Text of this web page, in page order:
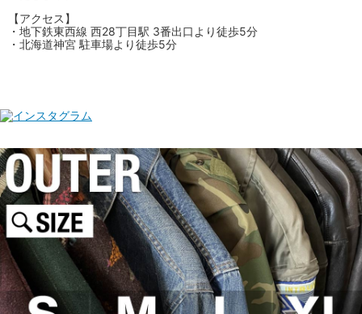
【アクセス】
・地下鉄東西線 西28丁目駅 3番出口より徒歩5分
・北海道神宮 駐車場より徒歩5分